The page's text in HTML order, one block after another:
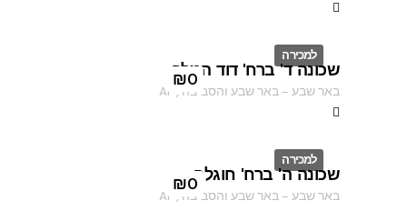
למכירה
ID
₪0
שכונה ד' ברח' דוד המלך
באר שבע–באר שבע והסביבה ,
AF
למכירה
ID
₪0
שכונה ה' ברח' חוגלה
באר שבע–באר שבע והסביבה ,
AF